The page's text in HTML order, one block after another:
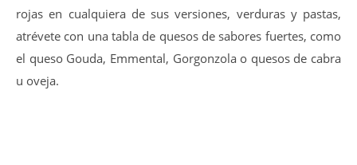
rojas en cualquiera de sus versiones, verduras y pastas,
atrévete con una tabla de quesos de sabores fuertes, como
el queso Gouda, Emmental, Gorgonzola o quesos de cabra
u oveja.